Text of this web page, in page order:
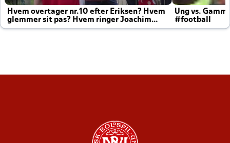
Hvem overtager nr.10 efter Eriksen? Hvem
glemmer sit pas? Hvem ringer Joachim
altid til efter kampe?
Ung vs.
#football